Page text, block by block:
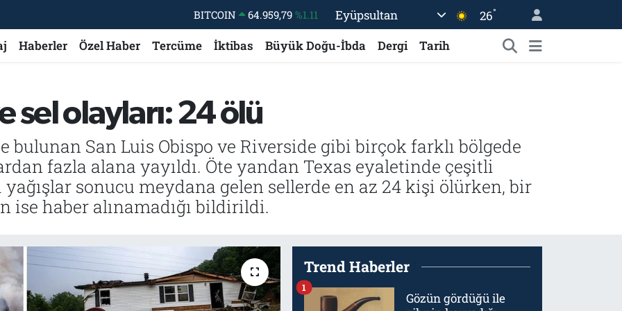
DOLAR 47,7436 %0.18
EURO
55,2510 %0.32
BİST100
Eyüpsultan 26°
Haberler Özel Haber Tercüme İktibas Büyük Doğu-İbda Dergi Tarih
sel olayları: 24 ölü
San Luis Obispo ve Riverside gibi birçok farklı bölgede
fazla alana yayıldı. Öte yandan Texas eyaletinde çeşitli
sonucu meydana gelen sellerde en az 24 kişi ölürken, bir
ise haber alınamadığı bildirildi.
Trend Haberler
Gözün gördüğü ile
1